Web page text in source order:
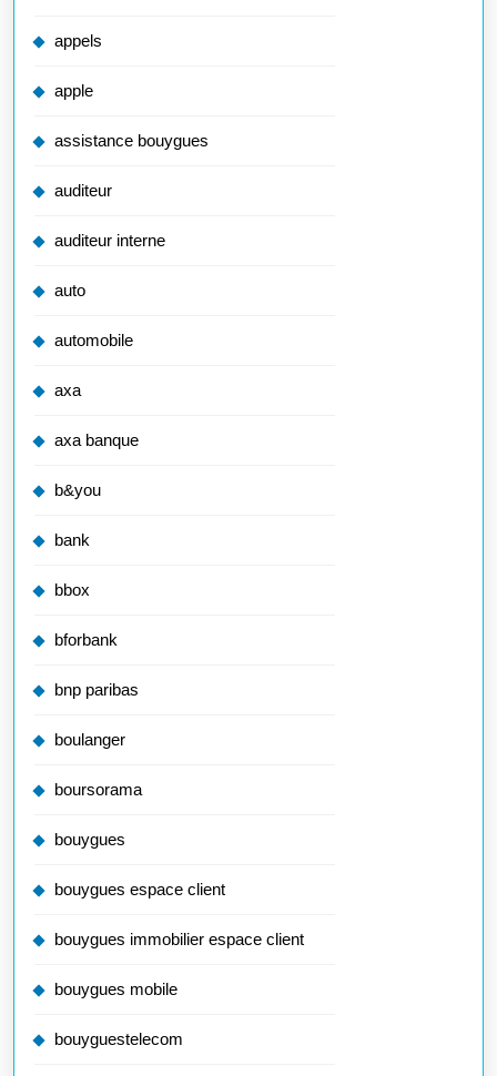
appels
apple
assistance bouygues
auditeur
auditeur interne
auto
automobile
axa
axa banque
b&you
bank
bbox
bforbank
bnp paribas
boulanger
boursorama
bouygues
bouygues espace client
bouygues immobilier espace client
bouygues mobile
bouyguestelecom